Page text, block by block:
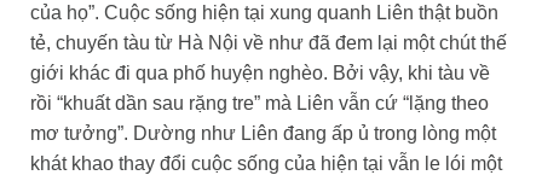
của họ”. Cuộc sống hiện tại xung quanh Liên thật buồn
tẻ, chuyến tàu từ Hà Nội về như đã đem lại một chút thế
giới khác đi qua phố huyện nghèo. Bởi vậy, khi tàu về
rồi “khuất dần sau rặng tre” mà Liên vẫn cứ “lặng theo
mơ tưởng”. Dường như Liên đang ấp ủ trong lòng một
khát khao thay đổi cuộc sống của hiện tại vẫn le lói một